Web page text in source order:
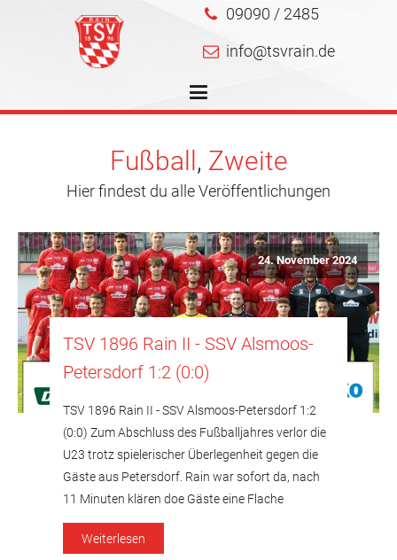
09090 / 2485
info@tsvrain.de
Fußball , Zweite
Hier findest du alle Veröffentlichungen
24. November 2024
TSV 1896 Rain II - SSV Alsmoos-
Petersdorf 1:2 (0:0)
TSV 1896 Rain II - SSV Alsmoos-Petersdorf 1:2
(0:0) Zum Abschluss des Fußballjahres verlor die
U23 trotz spielerischer Überlegenheit gegen die
Gäste aus Petersdorf. Rain war sofort da, nach
11 Minuten klären doe Gäste eine Flache
Hereingabe auf der Linie. Zwei Minuten später
scheiterte Jake Parish am Gästekeeper. Bis zur
Weiterlesen